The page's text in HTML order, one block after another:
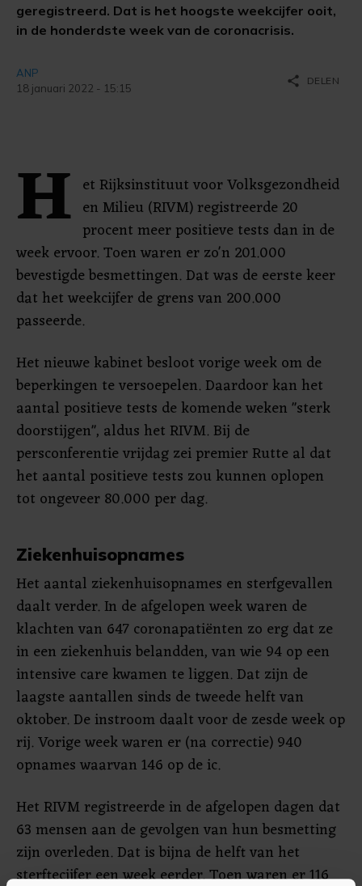
geregistreerd. Dat is het hoogste weekcijfer ooit,
in de honderdste week van de coronacrisis.
ANP
18 januari 2022 - 15:15
share DELEN
H et Rijksinstituut voor Volksgezondheid
en Milieu (RIVM) registreerde 20
procent meer positieve tests dan in de
week ervoor. Toen waren er zo'n 201.000
bevestigde besmettingen. Dat was de eerste keer
dat het weekcijfer de grens van 200.000
passeerde.
Het nieuwe kabinet besloot vorige week om de
beperkingen te versoepelen. Daardoor kan het
aantal positieve tests de komende weken "sterk
doorstijgen", aldus het RIVM. Bij de
persconferentie vrijdag zei premier Rutte al dat
het aantal positieve tests zou kunnen oplopen
tot ongeveer 80.000 per dag.
Ziekenhuisopnames
Het aantal ziekenhuisopnames en sterfgevallen
daalt verder. In de afgelopen week waren de
klachten van 647 coronapatiënten zo erg dat ze
in een ziekenhuis belandden, van wie 94 op een
intensive care kwamen te liggen. Dat zijn de
laagste aantallen sinds de tweede helft van
oktober. De instroom daalt voor de zesde week op
rij. Vorige week waren er (na correctie) 940
opnames waarvan 146 op de ic.
Het RIVM registreerde in de afgelopen dagen dat
63 mensen aan de gevolgen van hun besmetting
zijn overleden. Dat is bijna de helft van het
sterftecijfer een week eerder. Toen waren er 116